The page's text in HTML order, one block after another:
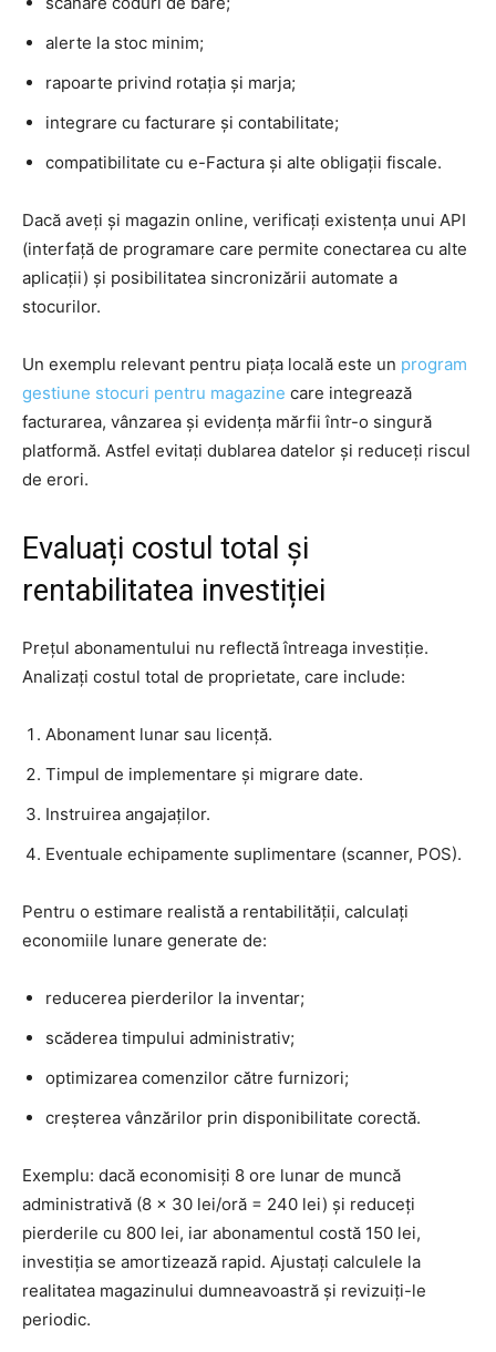
alerte la stoc minim;
rapoarte privind rotația și marja;
integrare cu facturare și contabilitate;
compatibilitate cu e-Factura și alte obligații fiscale.
Dacă aveți și magazin online, verificați existența unui API
(interfață de programare care permite conectarea cu alte
aplicații) și posibilitatea sincronizării automate a
stocurilor.
Un exemplu relevant pentru piața locală este un program
gestiune stocuri pentru magazine care integrează
facturarea, vânzarea și evidența mărfii într-o singură
platformă. Astfel evitați dublarea datelor și reduceți riscul
de erori.
Evaluați costul total și
rentabilitatea investiției
Prețul abonamentului nu reflectă întreaga investiție.
Analizați costul total de proprietate, care include:
Abonament lunar sau licență.
Timpul de implementare și migrare date.
Instruirea angajaților.
Eventuale echipamente suplimentare (scanner, POS).
Pentru o estimare realistă a rentabilității, calculați
economiile lunare generate de:
reducerea pierderilor la inventar;
scăderea timpului administrativ;
optimizarea comenzilor către furnizori;
creșterea vânzărilor prin disponibilitate corectă.
Exemplu: dacă economisiți 8 ore lunar de muncă
administrativă (8 × 30 lei/oră = 240 lei) și reduceți
pierderile cu 800 lei, iar abonamentul costă 150 lei,
investiția se amortizează rapid. Ajustați calculele la
realitatea magazinului dumneavoastră și revizuiți-le
periodic.